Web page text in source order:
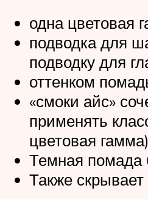
одна цветовая
подводка для
подводку для
оттенком
«смоки айс»
применять
цветовая
Темная помада
Также скрывает